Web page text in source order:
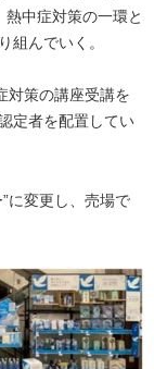
中症対策の一環と
組んでいく。
対策の講座受講を
定者を配置してい
に変更し、売場で